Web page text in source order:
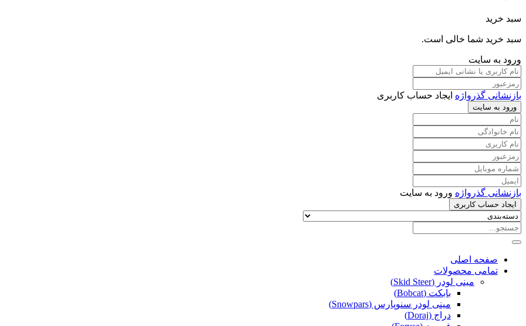
سبد خرید
سبد خرید شما خالی است.
ورود به سایت
بازنشانی گذرواژه ایجاد حساب کاربری
ورود به سایت
بازنشانی گذرواژه ورود به سایت
ایجاد حساب کاربری
صفحه اصلی
تمامی محصولات
مینی لودر (Skid Steer)
بابکت (Bobcat)
مینی لودر سنوپارس (Snowpars)
دراج (Doraj)